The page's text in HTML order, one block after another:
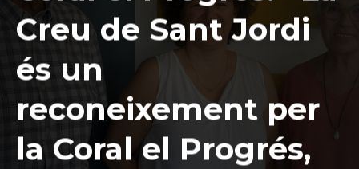
Creu de Sant Jordi
és un
reconeixement per
la Coral el Progrés,